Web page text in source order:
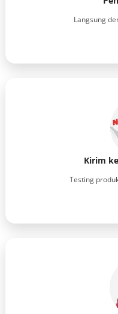
Langsung
Kirim
Testing